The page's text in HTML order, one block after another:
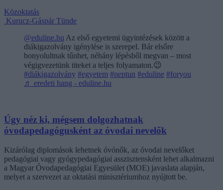
Közoktatás
Kurucz-Gáspár Tünde
@eduline.hu Az első egyetemi ügyintézések között a
diákigazolvány igénylése is szerepel. Bár elsőre
bonyolultnak tűnhet, néhány lépésből megvan – most
végigvezetünk titeket a teljes folyamaton.😉
#diákigazolvány #egyetem #neptun #eduline #foryou
♬ eredeti hang - eduline.hu
Úgy néz ki, mégsem dolgozhatnak
óvodapedagógusként az óvodai nevelők
Kizárólag diplomások lehetnek óvónők, az óvodai nevelőket
pedagógiai vagy gyógypedagógiai asszisztensként lehet alkalmazni
a Magyar Óvodapedagógiai Egyesület (MOE) javaslata alapján,
melyet a szervezet az oktatási minisztériumhoz nyújtott be.